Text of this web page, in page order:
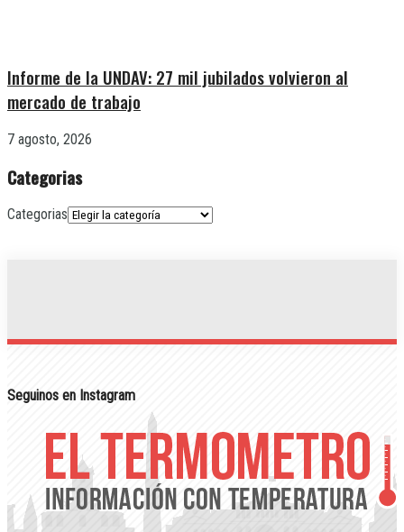
Informe de la UNDAV: 27 mil jubilados volvieron al
mercado de trabajo
7 agosto, 2026
Categorias
Categorias
Seguinos en Instagram